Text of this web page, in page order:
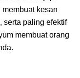
kesan
serta paling efektif
membuat orang